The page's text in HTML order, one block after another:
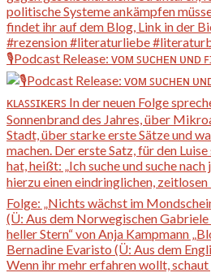
🎙️Podcast Release: ᴠᴏᴍ ꜱᴜᴄʜᴇɴ ᴜɴᴅ